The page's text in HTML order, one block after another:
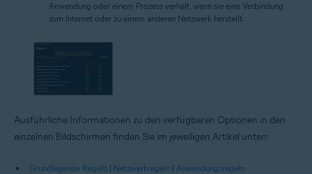
Anwendung oder einem Prozess verhält, wenn sie eine Verbindung
zum Internet oder zu einem anderen Netzwerk herstellt.
Ausführliche Informationen zu den verfügbaren Optionen in den
einzelnen Bildschirmen finden Sie im jeweiligen Artikel unten:
Grundlegende Regeln | Netzwerkregeln | Anwendungsregeln